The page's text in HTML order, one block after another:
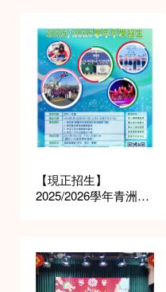
【現正招生】
2025/2026學年青洲中